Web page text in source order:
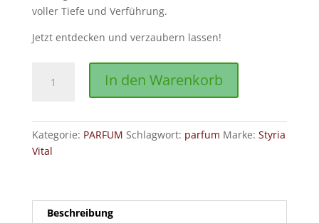
voller Tiefe und Verführung.
Jetzt entdecken und verzaubern lassen!
Imperial
Enchanté
Parfum
Menge
In den Warenkorb
Kategorie: PARFUM Schlagwort: parfum Marke: Styria
Vital
Beschreibung